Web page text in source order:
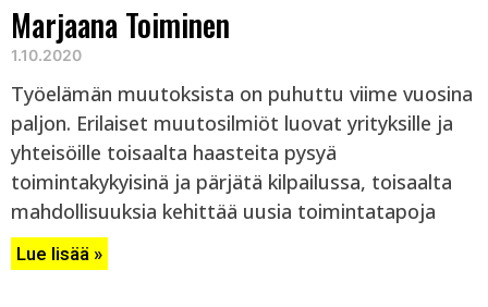
Marjaana Toiminen
1.10.2020
Työelämän muutoksista on puhuttu viime vuosina
paljon. Erilaiset muutosilmiöt luovat yrityksille ja
yhteisöille toisaalta haasteita pysyä
toimintakykyisinä ja pärjätä kilpailussa, toisaalta
mahdollisuuksia kehittää uusia toimintatapoja
Lue lisää »